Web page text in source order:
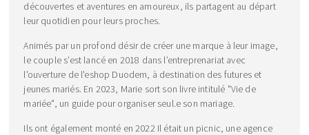
découvertes et aventures en amoureux, ils partagent au départ
leur quotidien pour leurs proches.
Animés par un profond désir de créer une marque à leur image,
le couple s’est lancé en 2018 dans l’entreprenariat avec
l'ouverture de l'eshop Duodem, à destination des futures et
jeunes mariés. En 2023, Marie sort son livre intitulé "Vie de
mariée", un guide pour organiser seul.e son mariage.
Ils ont également monté en 2022 Il était un picnic, une agence